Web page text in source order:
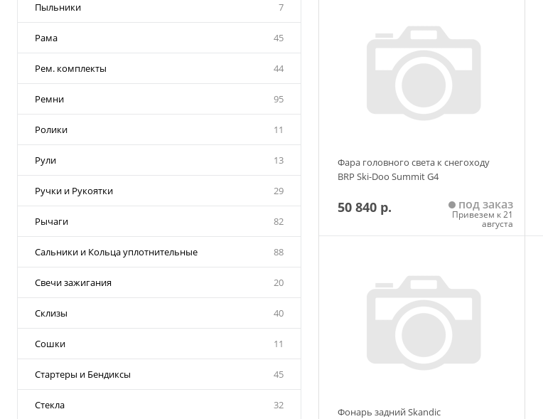
Пыльники 7
Рама 45
Рем. комплекты 44
Ремни 95
Ролики 11
Рули 13
Ручки и Рукоятки 29
Рычаги 82
Сальники и Кольца уплотнительные 88
Свечи зажигания 20
Склизы 40
Сошки 11
Стартеры и Бендиксы 45
Стекла 32
Фара головного света к снегоходу
BRP Ski-Doo Summit G4
50 840 р. под заказ
Привезем к 21
августа
Фонарь задний Skandic